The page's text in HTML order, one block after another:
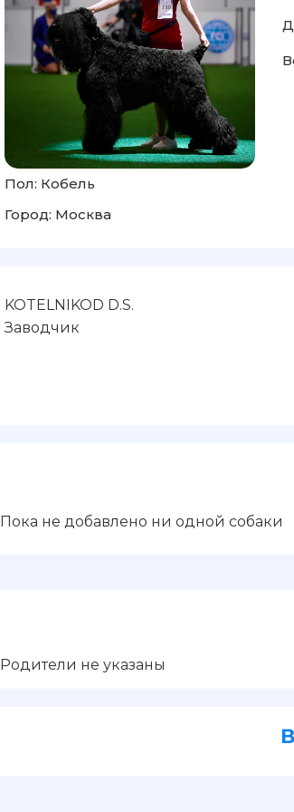
Пол: Кобель
Город: Москва
KOTELNIKOD D.S.
Заводчик
Пока не добавлено ни одной собаки
Родители не указаны